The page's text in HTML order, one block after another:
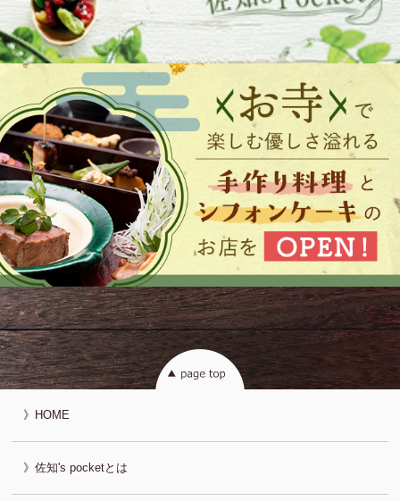
HOME
佐知's pocketとは